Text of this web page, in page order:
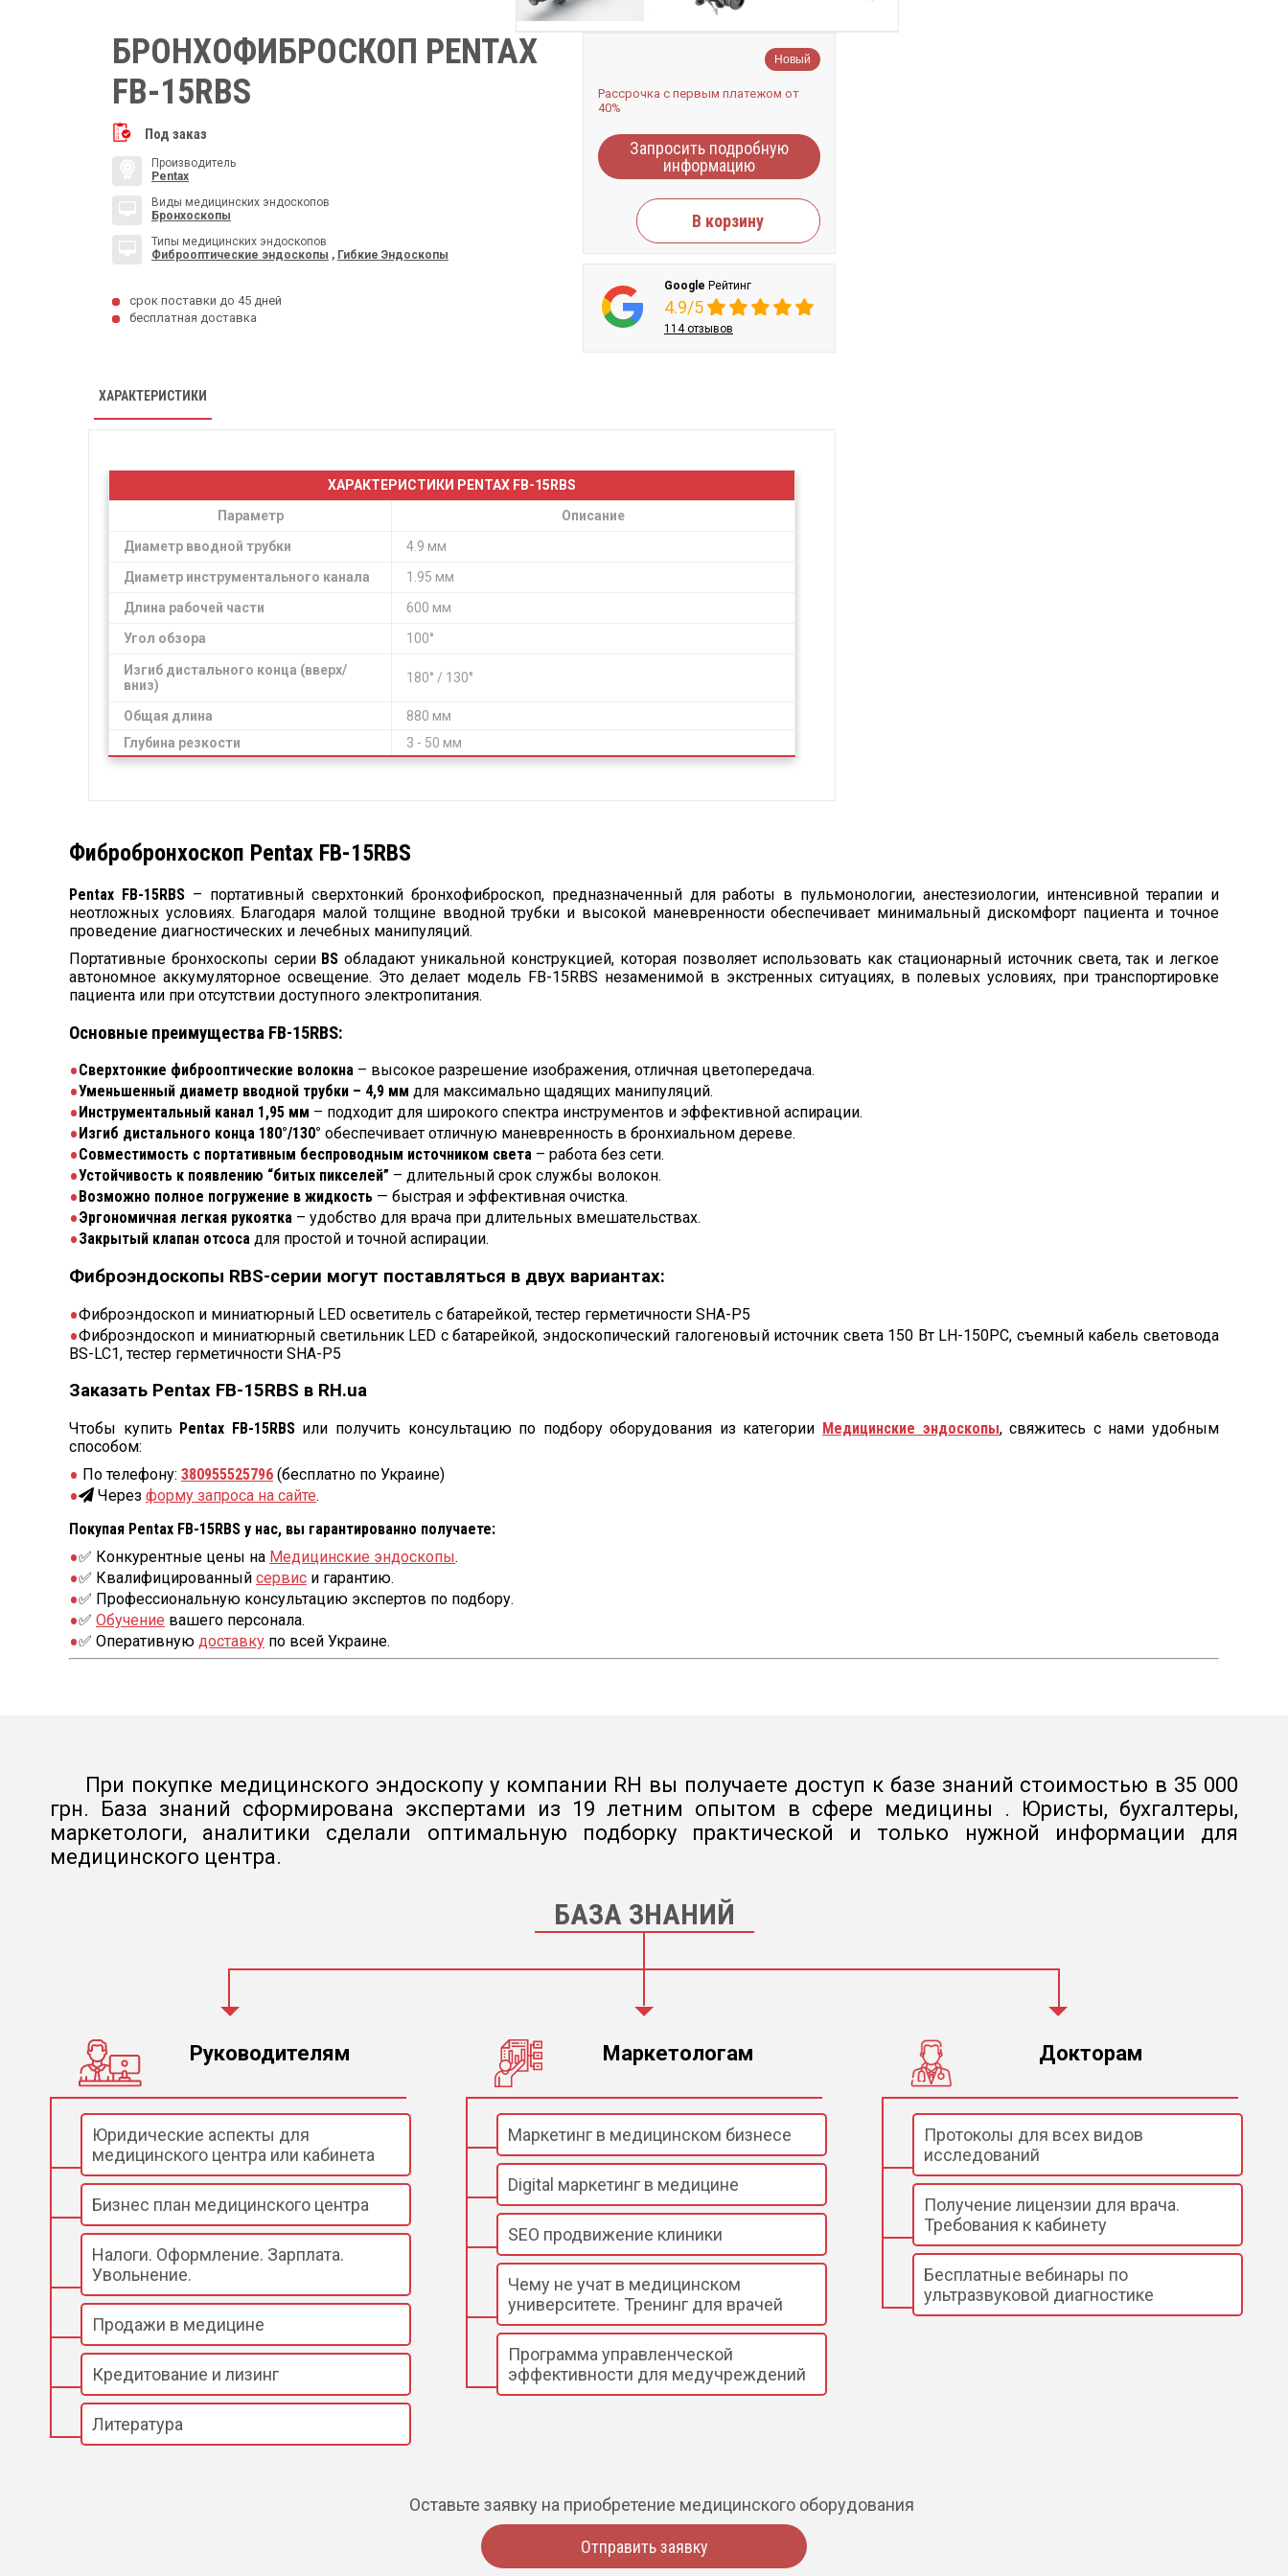
БРОНХОФИБРОСКОП PENTAX
FB-15RBS
Под заказ
Производитель
Pentax
Виды медицинских эндоскопов
Бронхоскопы
Типы медицинских эндоскопов
Фиброоптические эндоскопы , Гибкие Эндоскопы
срок поставки до 45 дней
бесплатная доставка
Новый
Рассрочка с первым платежом от
40%
Запросить подробную
информацию
В корзину
Google Рейтинг
4.9/5
114 отзывов
ХАРАКТЕРИСТИКИ
ХАРАКТЕРИСТИКИ PENTAX FB-15RBS
Параметр
Описание
Диаметр вводной трубки
4.9 мм
Диаметр инструментального канала
1.95 мм
Длина рабочей части
600 мм
Угол обзора
100°
Изгиб дистального конца (вверх/
вниз)
180° / 130°
Общая длина
880 мм
Глубина резкости
3 - 50 мм
Фибробронхоскоп Pentax FB-15RBS
Pentax FB-15RBS– портативный сверхтонкий бронхофиброскоп, предназначенный для работы в пульмонологии, анестезиологии, интенсивной терапии и
неотложных условиях. Благодаря малой толщине вводной трубки и высокой маневренности обеспечивает минимальный дискомфорт пациента и точное
проведение диагностических и лечебных манипуляций.
Портативные бронхоскопы серии BS обладают уникальной конструкцией, которая позволяет использовать как стационарный источник света, так и легкое
автономное аккумуляторное освещение. Это делает модель FB-15RBS незаменимой в экстренных ситуациях, в полевых условиях, при транспортировке
пациента или при отсутствии доступного электропитания.
Основные преимущества FB-15RBS:
Сверхтонкие фиброоптические волокна – высокое разрешение изображения, отличная цветопередача.
Уменьшенный диаметр вводной трубки – 4,9 мм для максимально щадящих манипуляций.
Инструментальный канал 1,95 мм – подходит для широкого спектра инструментов и эффективной аспирации.
Изгиб дистального конца 180°/130° обеспечивает отличную маневренность в бронхиальном дереве.
Совместимость с портативным беспроводным источником света – работа без сети.
Устойчивость к появлению “битых пикселей” – длительный срок службы волокон.
Возможно полное погружение в жидкость — быстрая и эффективная очистка.
Эргономичная легкая рукоятка – удобство для врача при длительных вмешательствах.
Закрытый клапан отсоса для простой и точной аспирации.
Фиброэндоскопы RBS-серии могут поставляться в двух вариантах:
Фиброэндоскоп и миниатюрный LED осветитель с батарейкой, тестер герметичности SHA-P5
Фиброэндоскоп и миниатюрный светильник LED с батарейкой, эндоскопический галогеновый источник света 150 Вт LH-150PC, съемный кабель световода
BS-LC1, тестер герметичности SHA-P5
Заказать Pentax FB-15RBS в RH.ua
Чтобы купить Pentax FB-15RBSили получить консультацию по подбору оборудования из категории Медицинские эндоскопы, свяжитесь с нами удобным
способом:
По телефону: 380955525796 (бесплатно по Украине)
Через форму запроса на сайте.
Покупая Pentax FB-15RBS у нас, вы гарантированно получаете:
✅ Конкурентные цены на Медицинские эндоскопы.
✅ Квалифицированный сервис и гарантию.
✅ Профессиональную консультацию экспертов по подбору.
✅ Обучение вашего персонала.
✅ Оперативную доставку по всей Украине.
При покупке медицинского эндоскопу у компании RH вы получаете доступ к базе знаний стоимостью в 35 000
грн. База знаний сформирована экспертами из 19 летним опытом в сфере медицины . Юристы, бухгалтеры,
маркетологи, аналитики сделали оптимальную подборку практической и только нужной информации для
медицинского центра.
БАЗА ЗНАНИЙ
Руководителям
Юридические аспекты для
медицинского центра или кабинета
Бизнес план медицинского центра
Налоги. Оформление. Зарплата.
Увольнение.
Продажи в медицине
Кредитование и лизинг
Литература
Маркетологам
Маркетинг в медицинском бизнесе
Digital маркетинг в медицине
SEO продвижение клиники
Чему не учат в медицинском
университете. Тренинг для врачей
Программа управленческой
эффективности для медучреждений
Докторам
Протоколы для всех видов
исследований
Получение лицензии для врача.
Требования к кабинету
Бесплатные вебинары по
ультразвуковой диагностике
Оставьте заявку на приобретение медицинского оборудования
Отправить заявку